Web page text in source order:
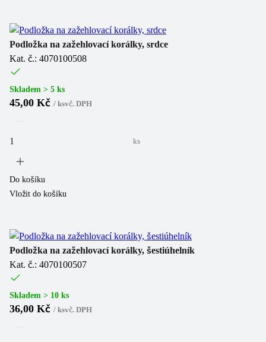
Podložka na zažehlovací korálky, srdce
Kat. č.: 4070100508
Skladem > 5 ks
45,00 Kč / ksvč. DPH
ks
Do košíku
Vložit do košíku
Podložka na zažehlovací korálky, šestiúhelník
Kat. č.: 4070100507
Skladem > 10 ks
36,00 Kč / ksvč. DPH